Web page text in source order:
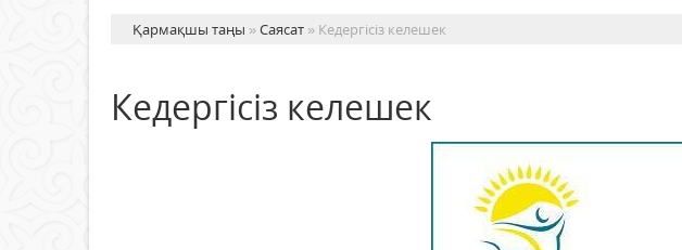
Қармақшы таңы »Саясат » Кедергісіз келешек
Кедергісіз келешек